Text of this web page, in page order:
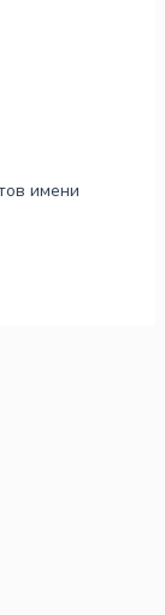
имени